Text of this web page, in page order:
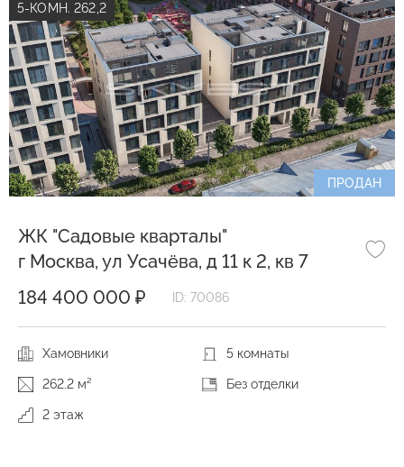
5-КОМН. 262,2
ПРОДАН
ЖК "Садовые кварталы"
г Москва, ул Усачёва, д 11 к 2, кв 7
184 400 000 ₽
ID: 70086
Хамовники 5 комнаты
262.2 м² Без отделки
2 этаж